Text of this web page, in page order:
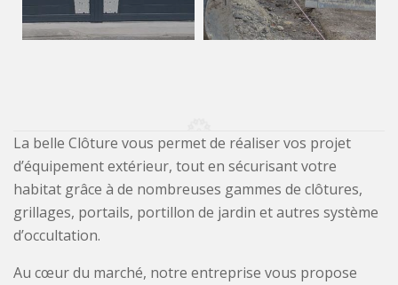
La belle Clôture vous permet de réaliser vos projet
d’équipement extérieur, tout en sécurisant votre
habitat grâce à de nombreuses gammes de clôtures,
grillages, portails, portillon de jardin et autres système
d’occultation.
Au cœur du marché, notre entreprise vous propose